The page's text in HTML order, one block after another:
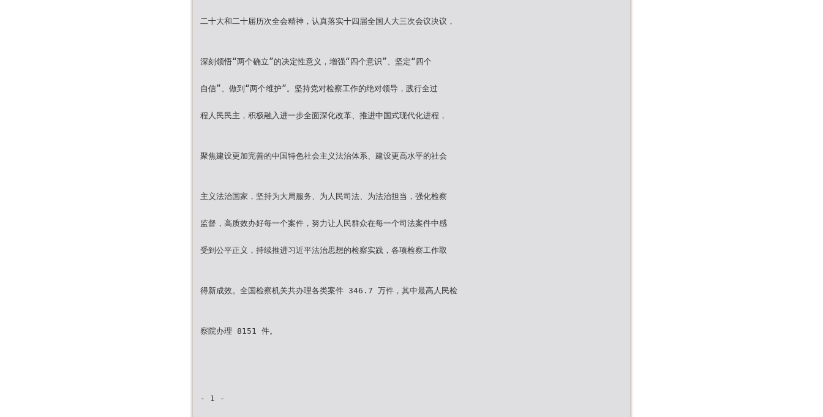
二十大和二十届历次全会精神，认真落实十四届全国人大三次会议决议，
深刻领悟“两个确立”的决定性意义，增强“四个意识”、坚定“四个
自信”、做到“两个维护”。坚持党对检察工作的绝对领导，践行全过
程人民民主，积极融入进一步全面深化改革、推进中国式现代化进程，
聚焦建设更加完善的中国特色社会主义法治体系、建设更高水平的社会
主义法治国家，坚持为大局服务、为人民司法、为法治担当，强化检察
监督，高质效办好每一个案件，努力让人民群众在每一个司法案件中感
受到公平正义，持续推进习近平法治思想的检察实践，各项检察工作取
得新成效。全国检察机关共办理各类案件 346.7 万件，其中最高人民检
察院办理 8151 件。
- 1 -